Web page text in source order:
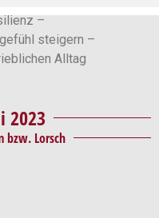
–
steigern –
Alltag
2023
bzw. Lorsch